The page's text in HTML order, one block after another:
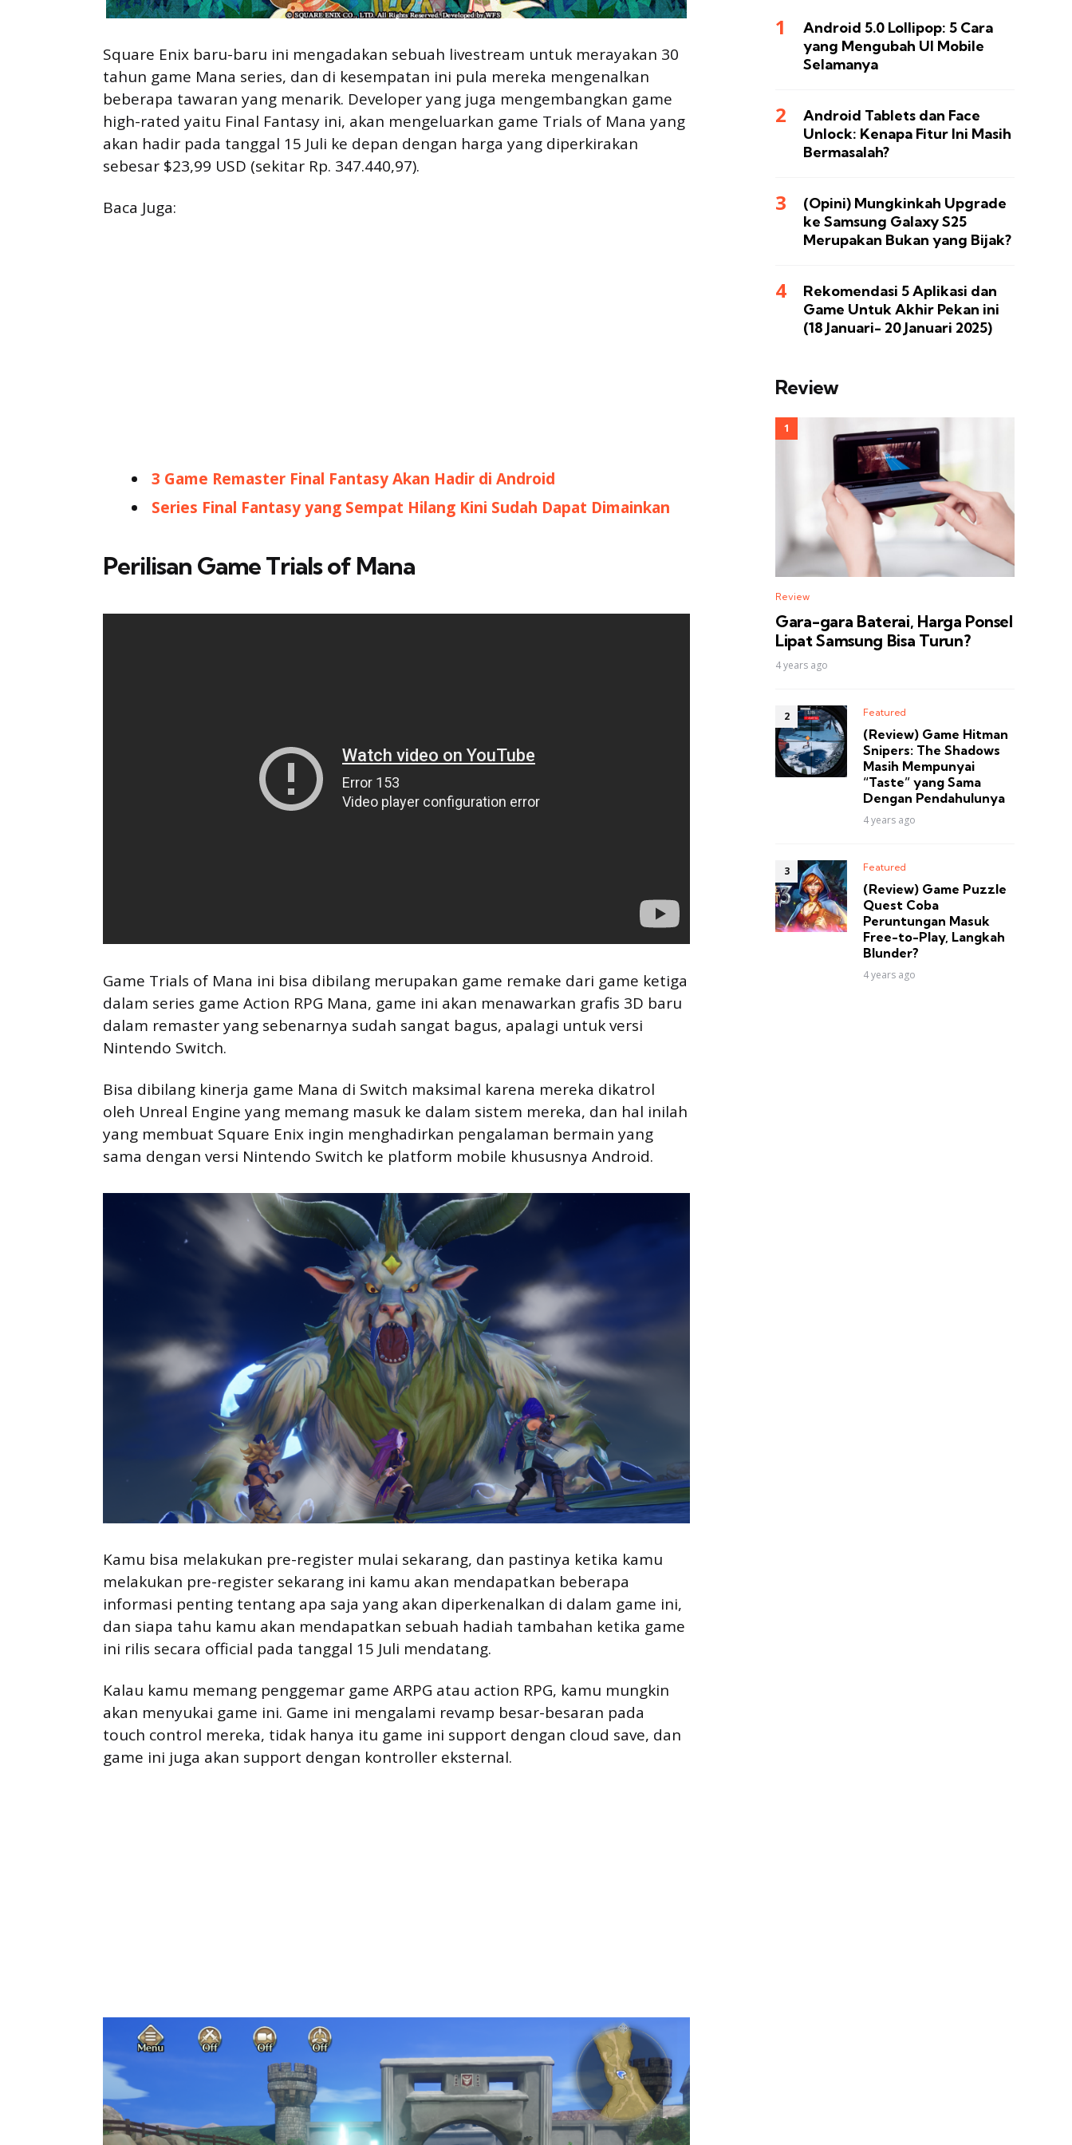
Square Enix baru-baru ini mengadakan sebuah livestream untuk merayakan 30
tahun game Mana series, dan di kesempatan ini pula mereka mengenalkan
beberapa tawaran yang menarik. Developer yang juga mengembangkan game
high-rated yaitu Final Fantasy ini, akan mengeluarkan game Trials of Mana yang
akan hadir pada tanggal 15 Juli ke depan dengan harga yang diperkirakan
sebesar $23,99 USD (sekitar Rp. 347.440,97).
Baca Juga:
3 Game Remaster Final Fantasy Akan Hadir di Android
Series Final Fantasy yang Sempat Hilang Kini Sudah Dapat Dimainkan
Perilisan Game Trials of Mana
Game Trials of Mana ini bisa dibilang merupakan game remake dari game ketiga
dalam series game Action RPG Mana, game ini akan menawarkan grafis 3D baru
dalam remaster yang sebenarnya sudah sangat bagus, apalagi untuk versi
Nintendo Switch.
Bisa dibilang kinerja game Mana di Switch maksimal karena mereka dikatrol
oleh Unreal Engine yang memang masuk ke dalam sistem mereka, dan hal inilah
yang membuat Square Enix ingin menghadirkan pengalaman bermain yang
sama dengan versi Nintendo Switch ke platform mobile khususnya Android.
Kamu bisa melakukan pre-register mulai sekarang, dan pastinya ketika kamu
melakukan pre-register sekarang ini kamu akan mendapatkan beberapa
informasi penting tentang apa saja yang akan diperkenalkan di dalam game ini,
dan siapa tahu kamu akan mendapatkan sebuah hadiah tambahan ketika game
ini rilis secara official pada tanggal 15 Juli mendatang.
Kalau kamu memang penggemar game ARPG atau action RPG, kamu mungkin
akan menyukai game ini. Game ini mengalami revamp besar-besaran pada
touch control mereka, tidak hanya itu game ini support dengan cloud save, dan
game ini juga akan support dengan kontroller eksternal.
Android 5.0 Lollipop: 5 Cara
yang Mengubah UI Mobile
Selamanya
Android Tablets dan Face
Unlock: Kenapa Fitur Ini Masih
Bermasalah?
(Opini) Mungkinkah Upgrade
ke Samsung Galaxy S25
Merupakan Bukan yang Bijak?
Rekomendasi 5 Aplikasi dan
Game Untuk Akhir Pekan ini
(18 Januari- 20 Januari 2025)
Review
Review
Gara-gara Baterai, Harga Ponsel
Lipat Samsung Bisa Turun?
4 years ago
Featured
(Review) Game Hitman
Snipers: The Shadows
Masih Mempunyai
“Taste” yang Sama
Dengan Pendahulunya
4 years ago
Featured
(Review) Game Puzzle
Quest Coba
Peruntungan Masuk
Free-to-Play, Langkah
Blunder?
4 years ago